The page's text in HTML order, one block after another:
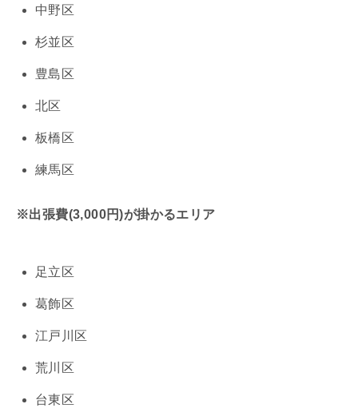
中野区
杉並区
豊島区
北区
板橋区
練馬区
※出張費(3,000円)が掛かるエリア
足立区
葛飾区
江戸川区
荒川区
台東区